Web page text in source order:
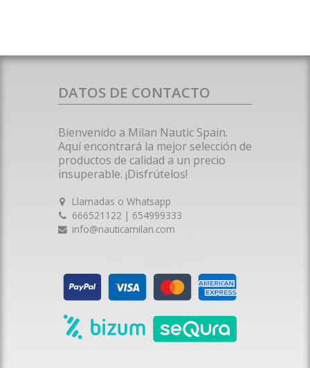
DATOS DE CONTACTO
Bienvenido a Milan Nautic Spain.
Aquí encontrará la mejor selección de
productos de calidad a un precio
insuperable. ¡Disfrútelos!
Llamadas o Whatsapp
666521122 | 654999333
info@nauticamilan.com